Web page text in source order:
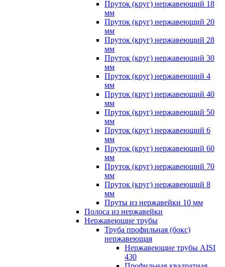
Пруток (круг) нержавеющий 18
мм
Пруток (круг) нержавеющий 20
мм
Пруток (круг) нержавеющий 28
мм
Пруток (круг) нержавеющий 30
мм
Пруток (круг) нержавеющий 4
мм
Пруток (круг) нержавеющий 40
мм
Пруток (круг) нержавеющий 50
мм
Пруток (круг) нержавеющий 6
мм
Пруток (круг) нержавеющий 60
мм
Пруток (круг) нержавеющий 70
мм
Пруток (круг) нержавеющий 8
мм
Пруты из нержавейки 10 мм
Полоса из нержавейки
Нержавеющие трубы
Труба профильная (бокс)
нержавеющая
Нержавеющие трубы AISI
430